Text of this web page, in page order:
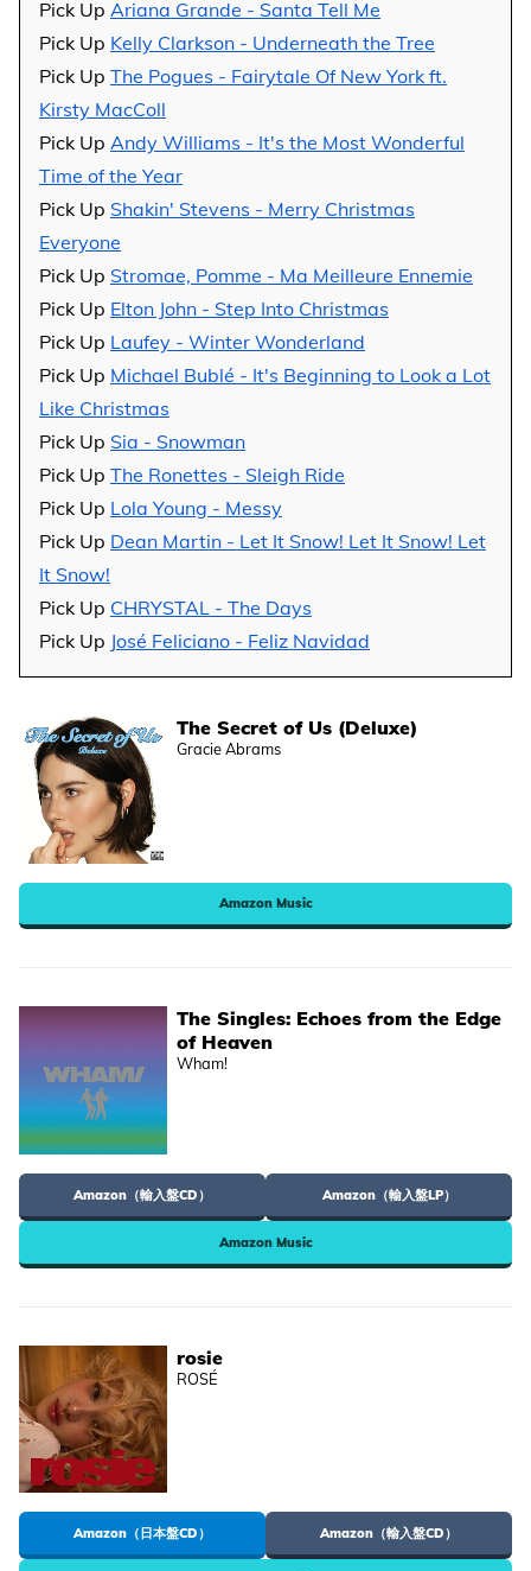
Pick Up Ariana Grande - Santa Tell Me
Pick Up Kelly Clarkson - Underneath the Tree
Pick Up The Pogues - Fairytale Of New York ft.
Kirsty MacColl
Pick Up Andy Williams - It's the Most Wonderful
Time of the Year
Pick Up Shakin' Stevens - Merry Christmas
Everyone
Pick Up Stromae, Pomme - Ma Meilleure Ennemie
Pick Up Elton John - Step Into Christmas
Pick Up Laufey - Winter Wonderland
Pick Up Michael Bublé - It's Beginning to Look a Lot
Like Christmas
Pick Up Sia - Snowman
Pick Up The Ronettes - Sleigh Ride
Pick Up Lola Young - Messy
Pick Up Dean Martin - Let It Snow! Let It Snow! Let
It Snow!
Pick Up CHRYSTAL - The Days
Pick Up José Feliciano - Feliz Navidad
The Secret of Us (Deluxe)
Gracie Abrams
Amazon Music
The Singles: Echoes from the Edge
of Heaven
Wham!
Amazon（輸入盤CD） Amazon（輸入盤LP）
Amazon Music
rosie
ROSÉ
Amazon（日本盤CD） Amazon（輸入盤CD）